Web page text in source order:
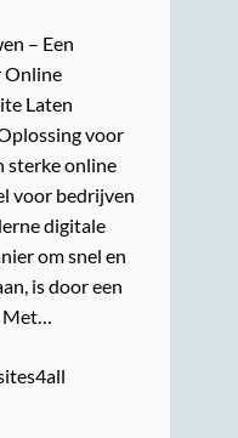
– Een
Online
Laten
voor
sterke online
voor bedrijven
digitale
om snel en
is door een